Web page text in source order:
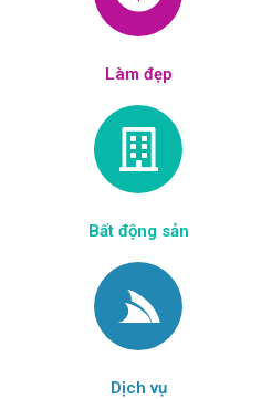
Làm đẹp​
Bất động sản
Dịch vụ